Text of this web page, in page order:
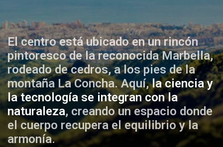
El centro está ubicado en un rincón
pintoresco de la reconocida Marbella,
rodeado de cedros, a los pies de la
montaña La Concha. Aquí,la ciencia y
la tecnología se integran con la
naturaleza, creando un espacio donde
el cuerpo recupera el equilibrio y la
armonía.